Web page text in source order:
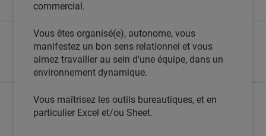
commercial.
Vous êtes organisé(e), autonome, vous
manifestez un bon sens relationnel et vous
aimez travailler au sein d'une équipe, dans un
environnement dynamique.
Vous maîtrisez les outils bureautiques, et en
particulier Excel et/ou Sheet.